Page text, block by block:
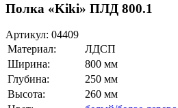
Полка «Kiki» ПЛД 800.1
Артикул: 04409
Материал:
ЛДСП
Ширина:
800 мм
Глубина:
250 мм
Высота:
260 мм